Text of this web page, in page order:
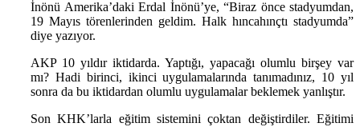
İnönü Amerika’daki Erdal İnönü’ye, “Biraz önce stadyumdan,
19 Mayıs törenlerinden geldim. Halk hıncahınçtı stadyumda”
diye yazıyor.
AKP 10 yıldır iktidarda. Yaptığı, yapacağı olumlu birşey var
mı? Hadi birinci, ikinci uygulamalarında tanımadınız, 10 yıl
sonra da bu iktidardan olumlu uygulamalar beklemek yanlıştır.
Son KHK’larla eğitim sistemini çoktan değiştirdiler. Eğitimi